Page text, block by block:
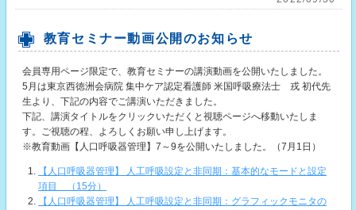
教育セミナー動画公開のお知らせ
会員専用ページ限定で、教育セミナーの講演動画を公開いたしました。
5月は東京西徳洲会病院 集中ケア認定看護師 米国呼吸療法士 戎 初代先
生より、下記の内容でご講演いただきました。
下記、講演タイトルをクリックいただくと視聴ページへ移動いたしま
す。ご視聴の程、よろしくお願い申し上げます。
※教育動画【人口呼吸器管理】7～9を公開いたしました。（7月1日）
【人口呼吸器管理】 人工呼吸設定と非同期：基本的なモードと設定
項目 （15分）
【人口呼吸器管理】 人工呼吸設定と非同期：グラフィックモニタの